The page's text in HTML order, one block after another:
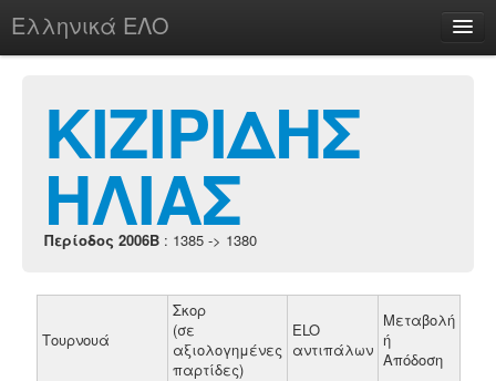
Ελληνικά ΕΛΟ
chesstu.be @ discord
Login
ΚΙΖΙΡΙΔΗΣ
ΗΛΙΑΣ
Περίοδος 2006B : 1385 -> 1380
Τουρνουά
Σκορ
(σε
αξιολογημένες
παρτίδες)
ELO
αντιπάλων
Μεταβολή
ή
Απόδοση